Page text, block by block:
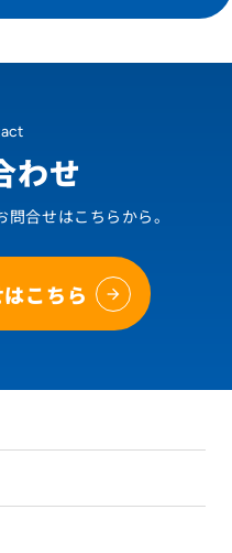
わせ
合せはこちらから。
こちら